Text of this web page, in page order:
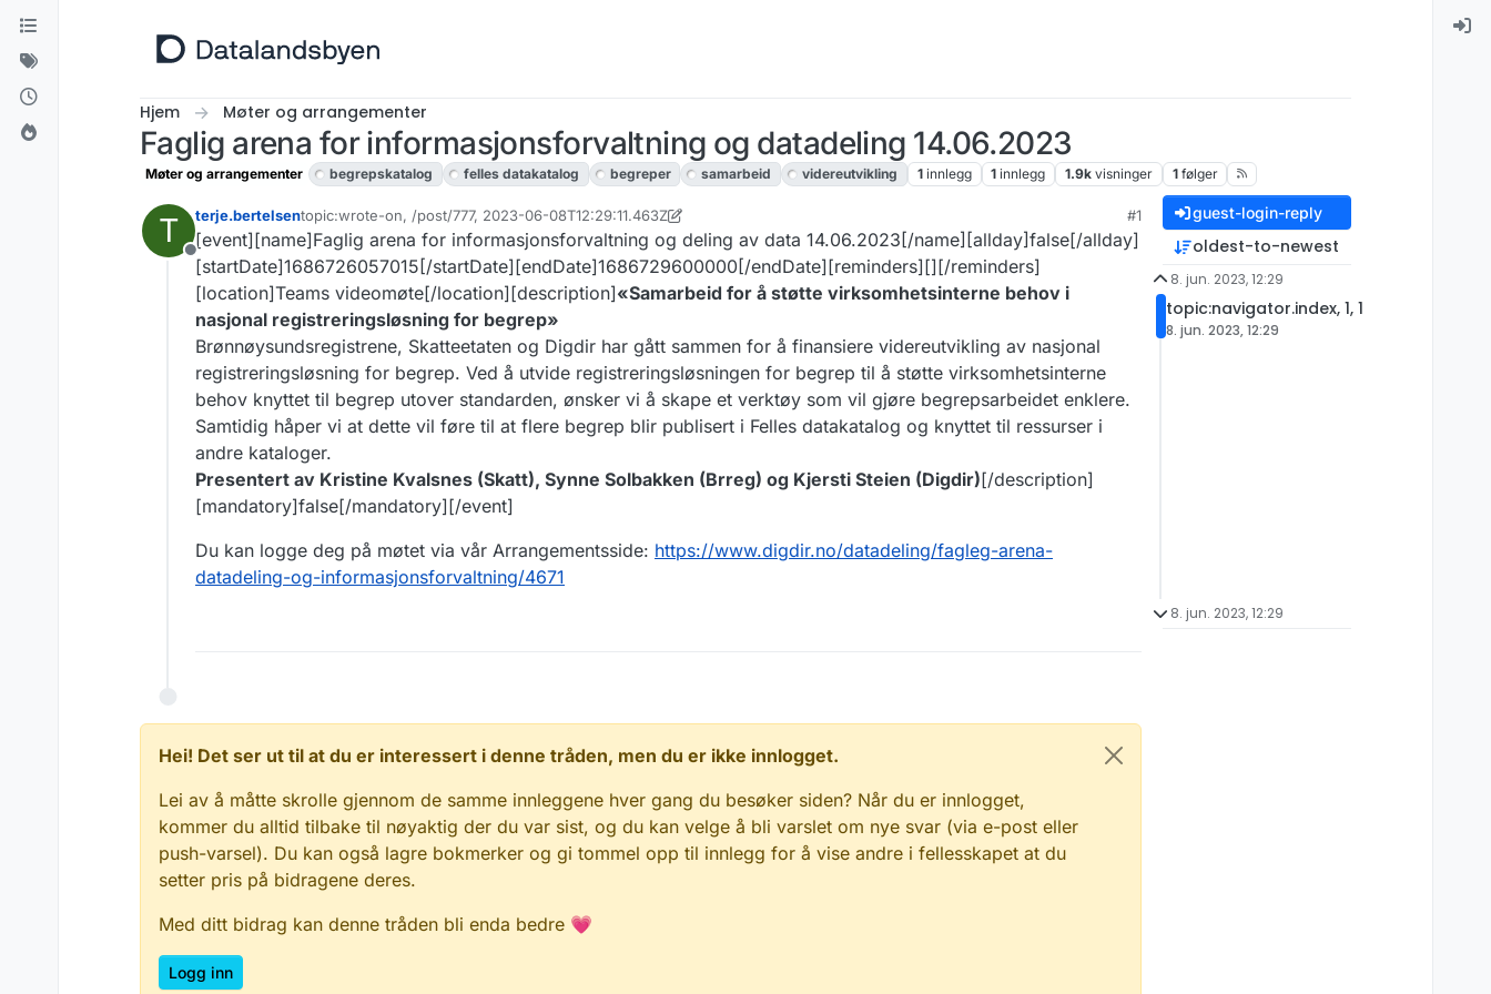
Hopp til innhold
Hjem Møter og arrangementer
Faglig arena for informasjonsforvaltning og datadeling 14.06.2023
Møter og arrangementer begrepskatalog felles datakatalog begreper samarbeid videreutvikling 1 innlegg 1 innlegg 1.9k visninger 1 følger
T
Frakoblet
terje.bertelsentopic:wrote-on, /post/777, 2023-06-08T12:29:11.463Z
Sist endret av terje.bertelsen6. sep. 2023, 06:59
#1
[event][name]Faglig arena for informasjonsforvaltning og deling av data 14.06.2023[/name][allday]false[/allday]
[startDate]1686726057015[/startDate][endDate]1686729600000[/endDate][reminders][][/reminders]
[location]Teams videomøte[/location][description]«Samarbeid for å støtte virksomhetsinterne behov i
nasjonal registreringsløsning for begrep»
Brønnøysundsregistrene, Skatteetaten og Digdir har gått sammen for å finansiere videreutvikling av nasjonal
registreringsløsning for begrep. Ved å utvide registreringsløsningen for begrep til å støtte virksomhetsinterne
behov knyttet til begrep utover standarden, ønsker vi å skape et verktøy som vil gjøre begrepsarbeidet enklere.
Samtidig håper vi at dette vil føre til at flere begrep blir publisert i Felles datakatalog og knyttet til ressurser i
andre kataloger.
Presentert av Kristine Kvalsnes (Skatt), Synne Solbakken (Brreg) og Kjersti Steien (Digdir)[/description]
[mandatory]false[/mandatory][/event]
Du kan logge deg på møtet via vår Arrangementsside: https://www.digdir.no/datadeling/fagleg-arena-
datadeling-og-informasjonsforvaltning/4671
Hei! Det ser ut til at du er interessert i denne tråden, men du er ikke innlogget.
Lei av å måtte skrolle gjennom de samme innleggene hver gang du besøker siden? Når du er innlogget,
kommer du alltid tilbake til nøyaktig der du var sist, og du kan velge å bli varslet om nye svar (via e-post eller
push-varsel). Du kan også lagre bokmerker og gi tommel opp til innlegg for å vise andre i fellesskapet at du
setter pris på bidragene deres.
Med ditt bidrag kan denne tråden bli enda bedre 💗
Logg inn
guest-login-reply
oldest-to-newest
8. jun. 2023, 12:29
topic:navigator.index, 1, 1
8. jun. 2023, 12:29
8. jun. 2023, 12:29